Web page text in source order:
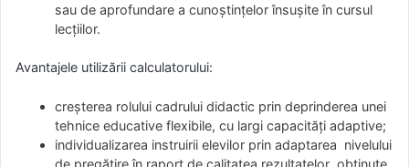
sau de aprofundare a cunoștințelor însușite în cursul
lecțiilor.
Avantajele utilizării calculatorului:
creșterea rolului cadrului didactic prin deprinderea unei
tehnice educative flexibile, cu largi capacități adaptive;
individualizarea instruirii elevilor prin adaptarea nivelului
de pregătire în raport de calitatea rezultatelor obținute